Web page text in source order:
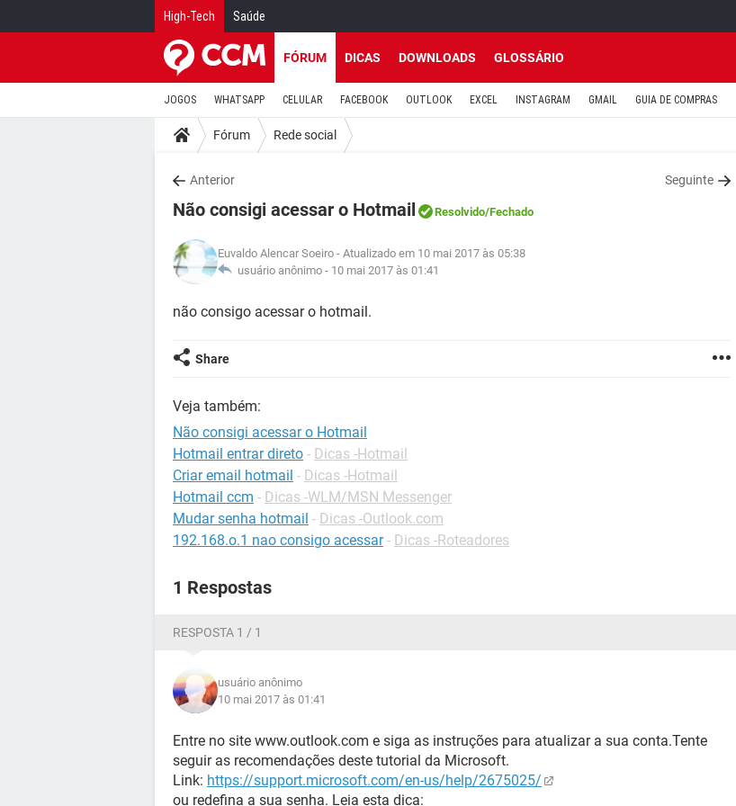
High-Tech Saúde
FÓRUM DICAS DOWNLOADS GLOSSÁRIO
JOGOS WHATSAPP CELULAR FACEBOOK OUTLOOK EXCEL INSTAGRAM GMAIL GUIA DE COMPRAS
Fórum Rede social
Anterior Seguinte
Não consigi acessar o Hotmail Resolvido/Fechado
Euvaldo Alencar Soeiro - Atualizado em 10 mai 2017 às 05:38
usuário anônimo - 10 mai 2017 às 01:41
não consigo acessar o hotmail.
Share
Veja também:
Não consigi acessar o Hotmail
Hotmail entrar direto - Dicas -Hotmail
Criar email hotmail - Dicas -Hotmail
Hotmail ccm - Dicas -WLM/MSN Messenger
Mudar senha hotmail - Dicas -Outlook.com
192.168.o.1 nao consigo acessar - Dicas -Roteadores
1 Respostas
RESPOSTA 1 / 1
usuário anônimo
10 mai 2017 às 01:41
Entre no site www.outlook.com e siga as instruções para atualizar a sua conta.Tente
seguir as recomendações deste tutorial da Microsoft.
Link: https://support.microsoft.com/en-us/help/2675025/
ou redefina a sua senha. Leia esta dica: